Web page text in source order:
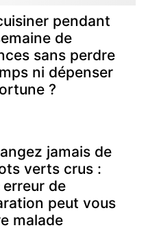
pendant
de
sans perdre
ni dépenser
?
jamais de
verts crus :
de
peut vous
malade